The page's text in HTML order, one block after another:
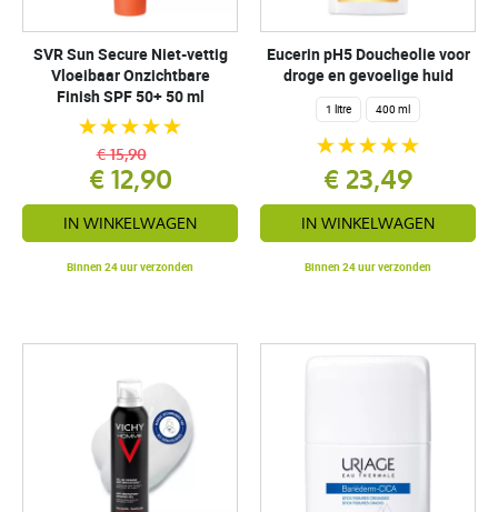
SVR Sun Secure Niet-vettig
Vloeibaar Onzichtbare
Finish SPF 50+ 50 ml
€ 12,90
€ 15,90
IN WINKELWAGEN
Binnen 24 uur verzonden
Eucerin pH5 Doucheolie voor
droge en gevoelige huid
1 litre 400 ml
€ 23,49
IN WINKELWAGEN
Binnen 24 uur verzonden